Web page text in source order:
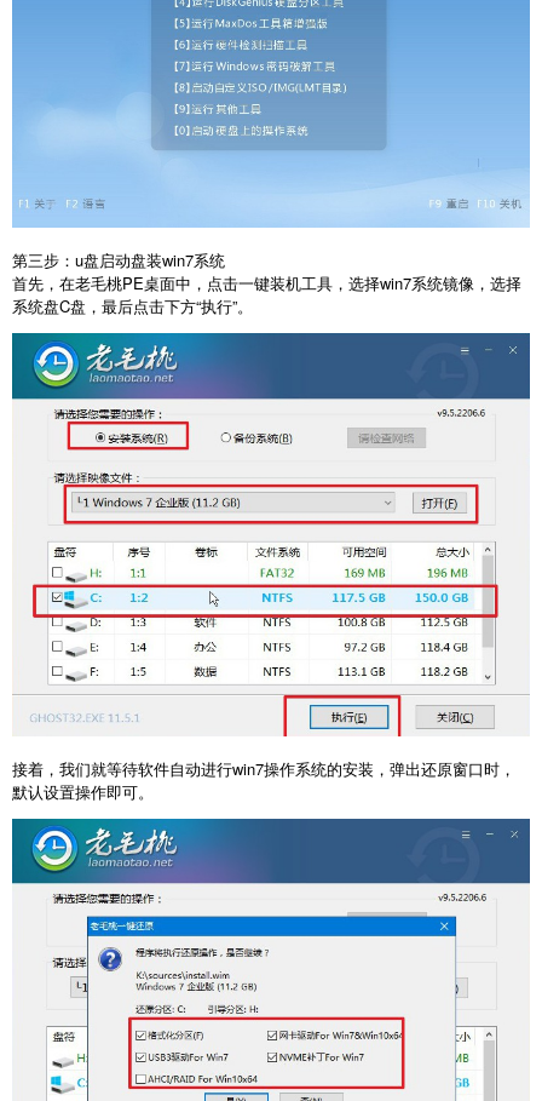
第三步：u盘启动盘装win7系统
首先，在老毛桃PE桌面中，点击一键装机工具，选择win7系统镜像，选择
系统盘C盘，最后点击下方“执行”。
接着，我们就等待软件自动进行win7操作系统的安装，弹出还原窗口时，
默认设置操作即可。